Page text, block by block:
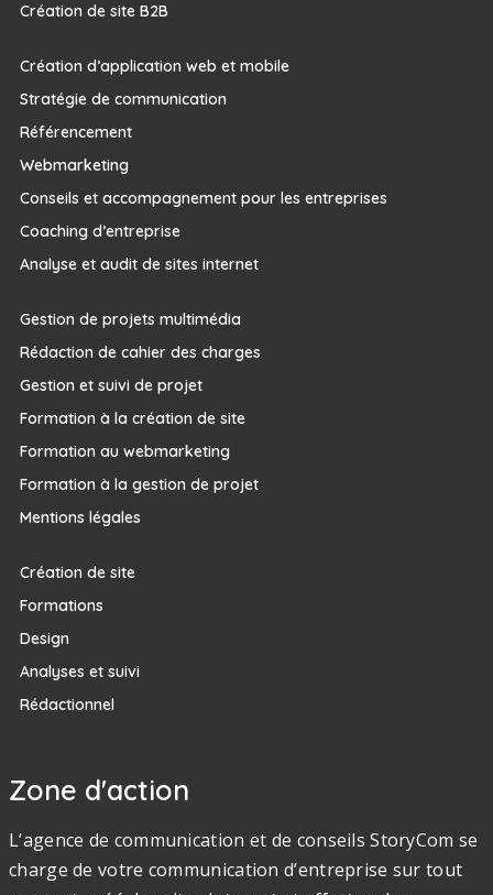
Création de site B2B
Création d’application web et mobile
Stratégie de communication
Référencement
Webmarketing
Conseils et accompagnement pour les entreprises
Coaching d’entreprise
Analyse et audit de sites internet
Gestion de projets multimédia
Rédaction de cahier des charges
Gestion et suivi de projet
Formation à la création de site
Formation au webmarketing
Formation à la gestion de projet
Mentions légales
Création de site
Formations
Design
Analyses et suivi
Rédactionnel
Zone d'action
L’agence de communication et de conseils StoryCom se
charge de votre communication d’entreprise sur tout